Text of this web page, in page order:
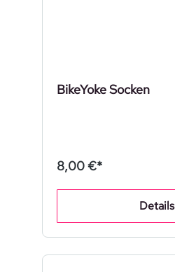
BikeYoke Socken
8,00 €*
Details